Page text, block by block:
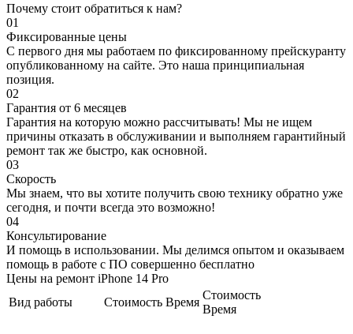
Почему стоит обратиться к нам?
01
Фиксированные цены
С первого дня мы работаем по фиксированному прейскуранту
опубликованному на сайте. Это наша принципиальная
позиция.
02
Гарантия от 6 месяцев
Гарантия на которую можно рассчитывать! Мы не ищем
причины отказать в обслуживании и выполняем гарантийный
ремонт так же быстро, как основной.
03
Скорость
Мы знаем, что вы хотите получить свою технику обратно уже
сегодня, и почти всегда это возможно!
04
Консультирование
И помощь в использовании. Мы делимся опытом и оказываем
помощь в работе с ПО совершенно бесплатно
Цены на ремонт iPhone 14 Pro
Вид работы
Стоимость Время
Стоимость
Время